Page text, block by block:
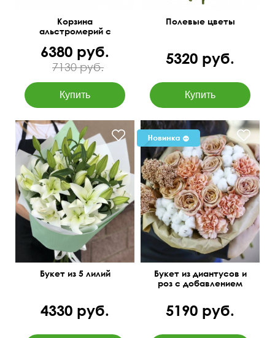
Корзина
альстромерий с
6380 руб.
7130 руб.
Полевые цветы
5320 руб.
Можем добавить
гипсофилу.
Букет из 5 лилий
4330 руб.
Букет из диантусов и
роз с добавлением
5190 руб.